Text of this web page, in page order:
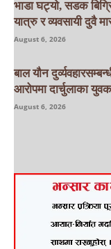
भाडा घट्यो, सडक
यात्रु र व्यवसायी दुवै
August 6, 2026
बाल यौन
आरोपमा दार्चुलाका
August 6, 2026